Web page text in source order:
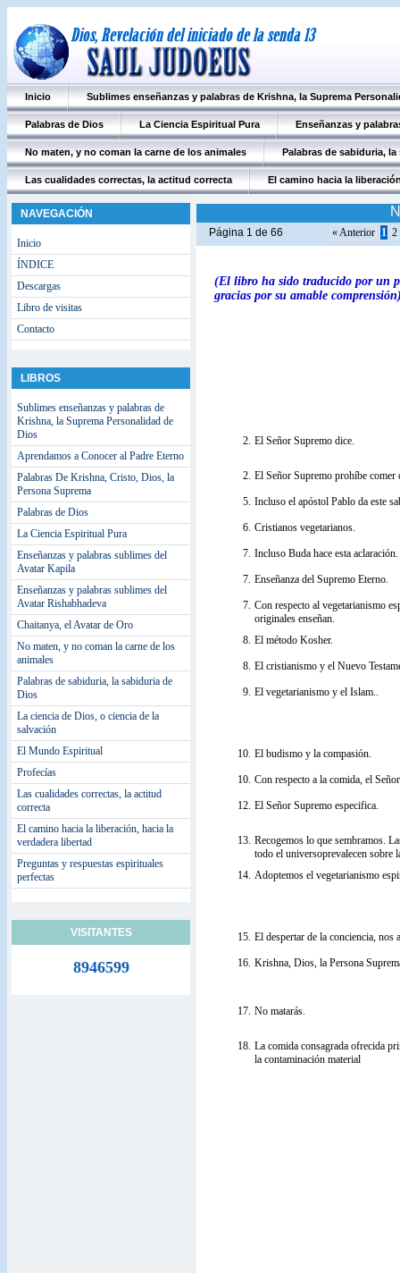
Página 1 de 66 « Anterior 1 2
(El libro ha sido traducido por un
gracias por su amable
2. El Señor Supremo dice.
2. El Señor Supremo prohíbe comer
5. Incluso el apóstol Pablo da este
6. Cristianos vegetarianos.
7. Incluso Buda hace esta aclaración.
7. Enseñanza del Supremo Eterno.
7. Con respecto al vegetarianismo
originales enseñan.
8. El método Kosher.
8. El cristianismo y el Nuevo
9. El vegetarianismo y el Islam..
10. El budismo y la compasión.
10. Con respecto a la comida, el
12. El Señor Supremo especifica.
13. Recogemos lo que sembramos.
todo el universoprevalecen sobre
14. Adoptemos el vegetarianismo
15. El despertar de la conciencia, nos
16. Krishna, Dios, la Persona
17. No matarás.
18. La comida consagrada ofrecida
la contaminación material
Inicio Sublimes enseñanzas y palabras de Krishna, la Suprema
Palabras de Dios La Ciencia Espiritual Pura Enseñanzas y
No maten, y no coman la carne de los animales Palabras de sabiduria,
Las cualidades correctas, la actitud correcta El camino hacia la
NAVEGACIÓN
Inicio
ÍNDICE
Descargas
Libro de visitas
Contacto
LIBROS
Sublimes enseñanzas y palabras de
Krishna, la Suprema Personalidad de
Dios
Aprendamos a Conocer al Padre Eterno
Palabras De Krishna, Cristo, Dios, la
Persona Suprema
Palabras de Dios
La Ciencia Espiritual Pura
Enseñanzas y palabras sublimes del
Avatar Kapila
Enseñanzas y palabras sublimes del
Avatar Rishabhadeva
Chaitanya, el Avatar de Oro
No maten, y no coman la carne de los
animales
Palabras de sabiduria, la sabiduria de
Dios
La ciencia de Dios, o ciencia de la
salvación
El Mundo Espiritual
Profecías
Las cualidades correctas, la actitud
correcta
El camino hacia la liberación, hacia la
verdadera libertad
Preguntas y respuestas espirituales
perfectas
VISITANTES
8946599